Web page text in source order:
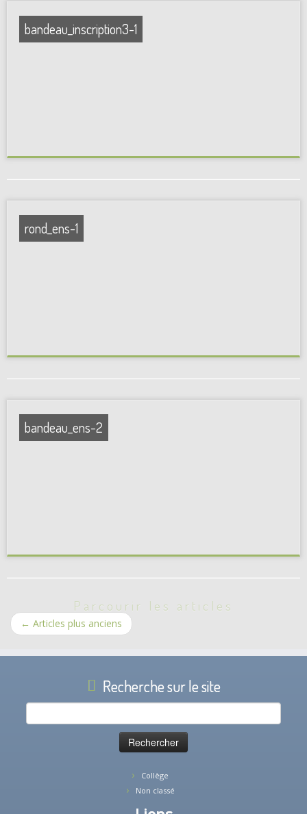
bandeau_inscription3-1
rond_ens-1
bandeau_ens-2
Parcourir les articles
← Articles plus anciens
Recherche sur le site
Rechercher :
Collège
Non classé